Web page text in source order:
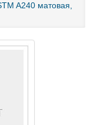
A240 матовая,